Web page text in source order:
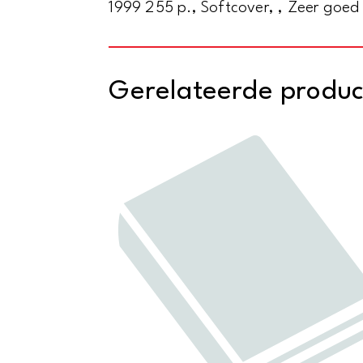
1999 255 p., Softcover, , Zeer goed
Gerelateerde